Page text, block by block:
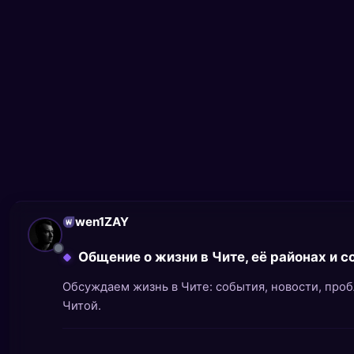
wen1ZAY
Общение о жизни в Чите, её районах и
Обсуждаем жизнь в Чите: события, новости,
Читой.